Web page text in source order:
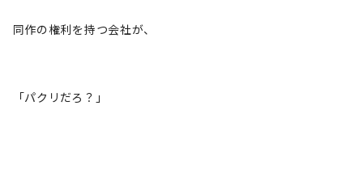
同作の権利を持つ会社が、
「パクリだろ？」